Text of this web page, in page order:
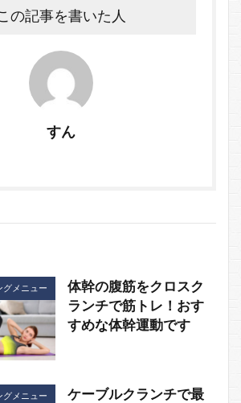
の記事を書いた人
すん
グメニュー
体幹の腹筋をクロスク
ランチで筋トレ！おす
すめな体幹運動です
グメニュー
ケーブルクランチで最